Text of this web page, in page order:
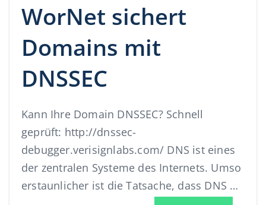
WorNet sichert
Domains mit
DNSSEC
Kann Ihre Domain DNSSEC? Schnell
geprüft: http://dnssec-
debugger.verisignlabs.com/ DNS ist eines
der zentralen Systeme des Internets. Umso
erstaunlicher ist die Tatsache, dass DNS …